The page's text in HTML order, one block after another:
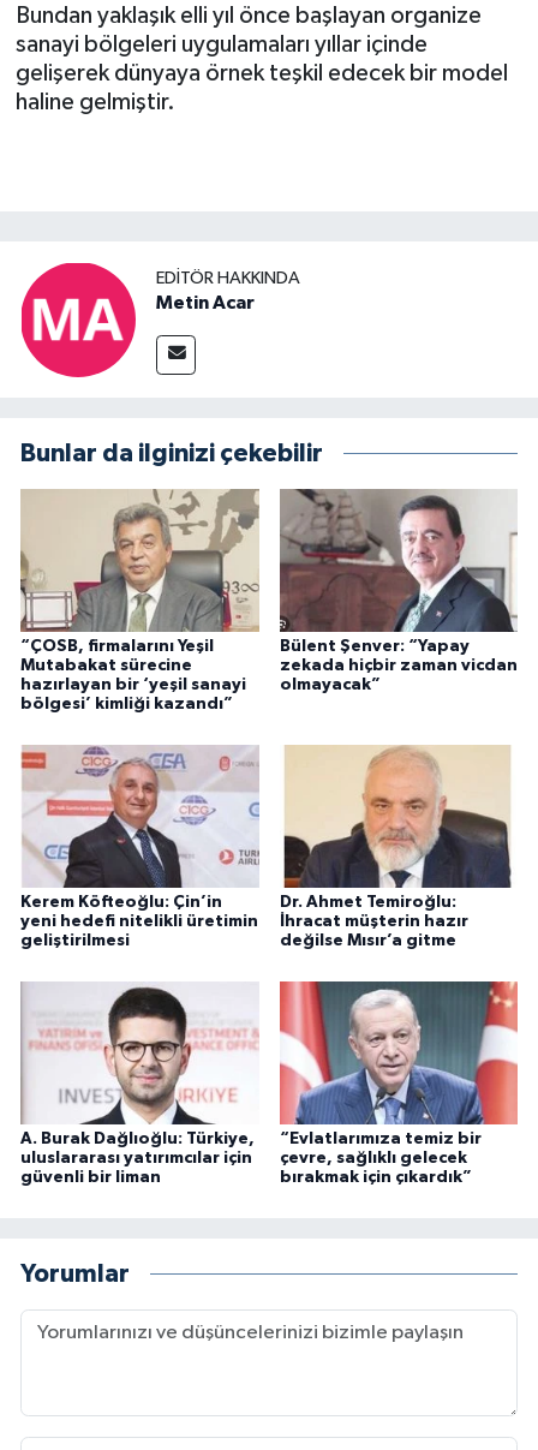
Bundan yaklaşık elli yıl önce başlayan organize
sanayi bölgeleri uygulamaları yıllar içinde
gelişerek dünyaya örnek teşkil edecek bir model
haline gelmiştir.
EDITÖR HAKKINDA
Metin Acar
Bunlar da ilginizi çekebilir
“ÇOSB, firmalarını Yeşil
Mutabakat sürecine
hazırlayan bir ‘yeşil sanayi
bölgesi’ kimliği kazandı”
Bülent Şenver: “Yapay
zekada hiçbir zaman vicdan
olmayacak”
Kerem Köfteoğlu: Çin’in
yeni hedefi nitelikli üretimin
geliştirilmesi
Dr. Ahmet Temiroğlu:
İhracat müşterin hazır
değilse Mısır’a gitme
A. Burak Dağlıoğlu: Türkiye,
uluslararası yatırımcılar için
güvenli bir liman
“Evlatlarımıza temiz bir
çevre, sağlıklı gelecek
bırakmak için çıkardık”
Yorumlar